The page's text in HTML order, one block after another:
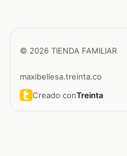
© 2026 TIENDA FAMILIAR
maxibellesa.treinta.co
Creado conTreinta